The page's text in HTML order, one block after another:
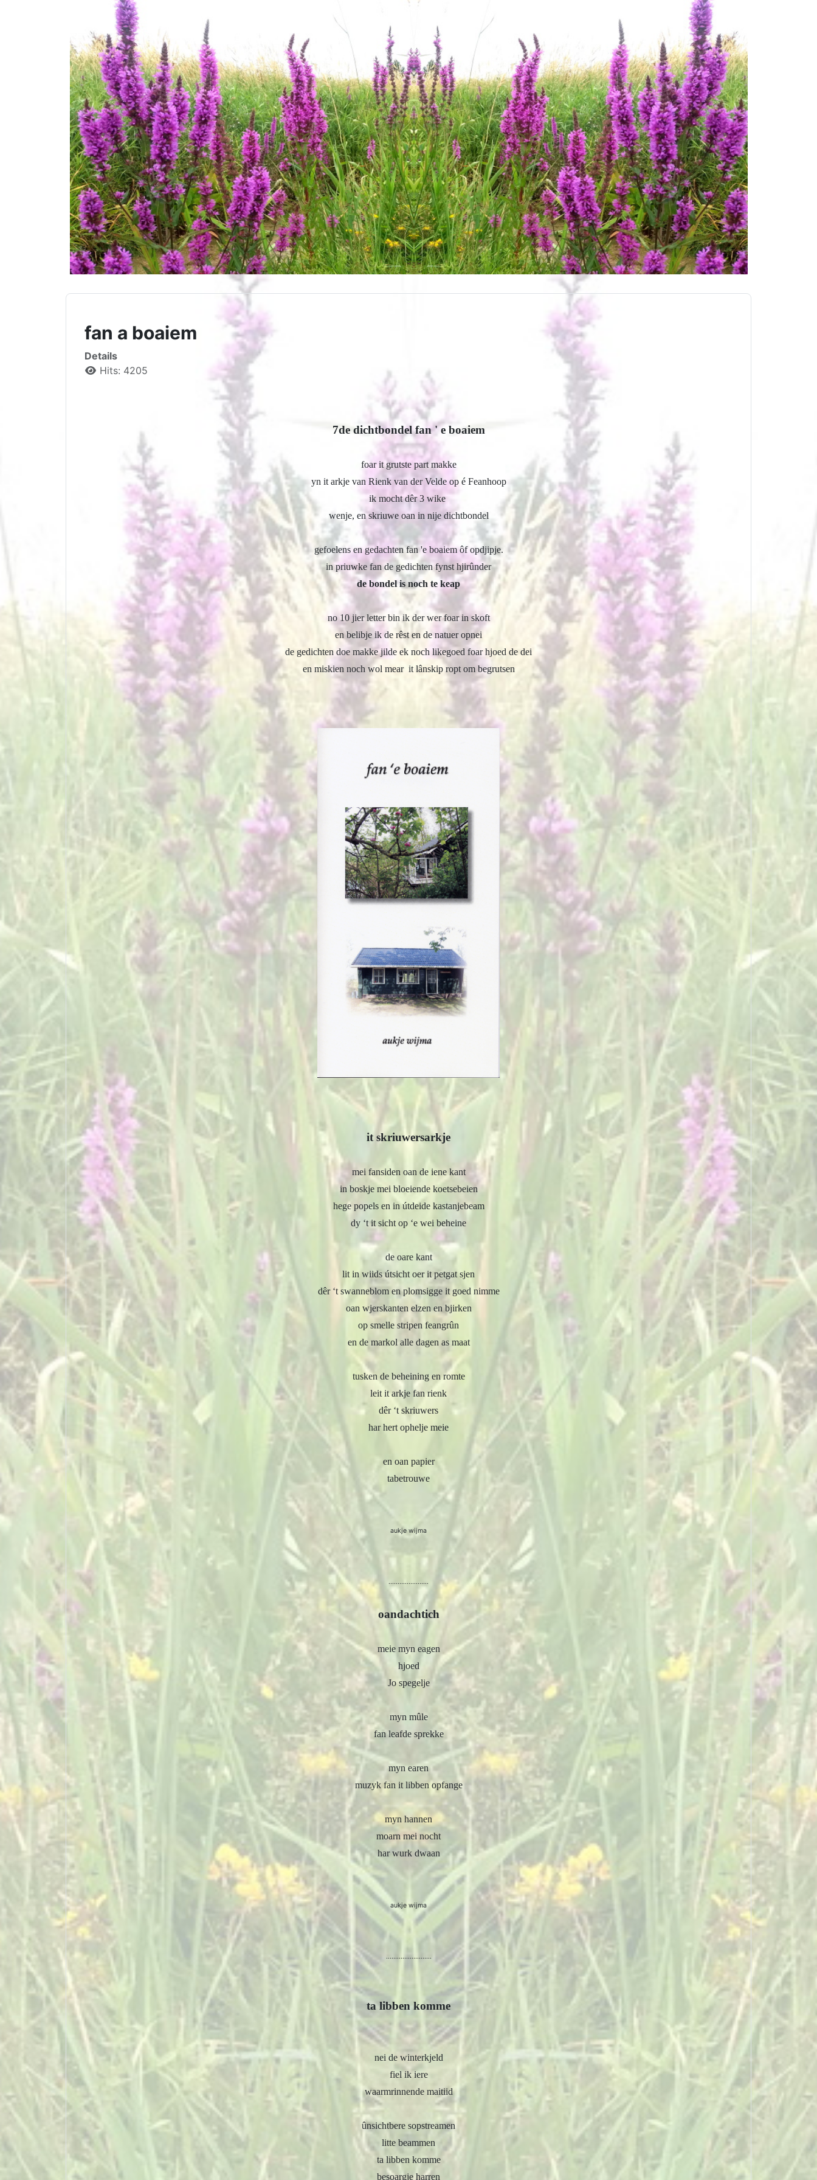
fan a boaiem
Details
Hits: 4205
7de dichtbondel fan ' e boaiem
foar it grutste part makke
yn it arkje van Rienk van der Velde op é Feanhoop
ik mocht dêr 3 wike
wenje, en skriuwe oan in nije dichtbondel
gefoelens en gedachten fan 'e boaiem ôf opdjipje.
in priuwke fan de gedichten fynst hjirûnder
de bondel is noch te keap
no 10 jier letter bin ik der wer foar in skoft
en belibje ik de rêst en de natuer opnei
de gedichten doe makke jilde ek noch likegoed foar hjoed de dei
en miskien noch wol mear it lânskip ropt om begrutsen
it skriuwersarkje
mei fansiden oan de iene kant
in boskje mei bloeiende koetsebeien
hege popels en in útdeide kastanjebeam
dy ‘t it sicht op ‘e wei beheine
de oare kant
lit in wiids útsicht oer it petgat sjen
dêr ‘t swanneblom en plomsigge it goed nimme
oan wjerskanten elzen en bjirken
op smelle stripen feangrûn
en de markol alle dagen as maat
tusken de beheining en romte
leit it arkje fan rienk
dêr ‘t skriuwers
har hert ophelje meie
en oan papier
tabetrouwe
aukje wijma
......................
oandachtich
meie myn eagen
hjoed
Jo spegelje
myn mûle
fan leafde sprekke
myn earen
muzyk fan it libben opfange
myn hannen
moarn mei nocht
har wurk dwaan
aukje wijma
.........................
ta libben komme
nei de winterkjeld
fiel ik iere
waarmrinnende maitiid
ûnsichtbere sopstreamen
litte beammen
ta libben komme
besoargje harren